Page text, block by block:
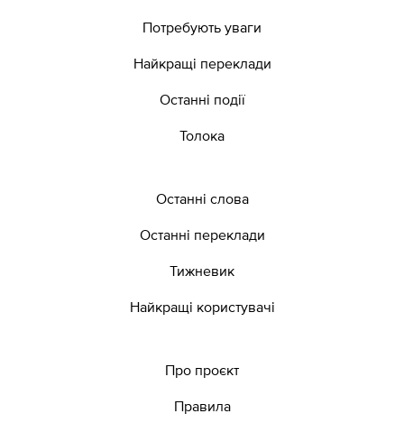
Потребують уваги
Найкращі переклади
Останні події
Толока
Останні слова
Останні переклади
Тижневик
Найкращі користувачі
Про проєкт
Правила